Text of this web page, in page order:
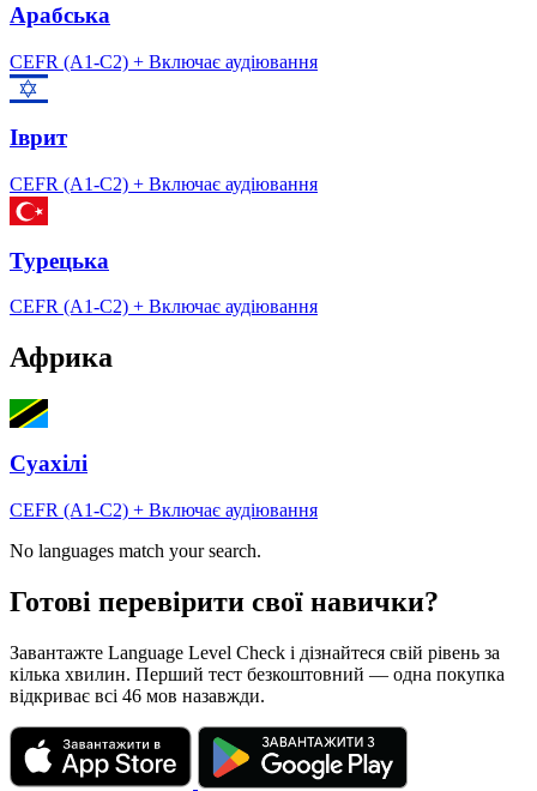
Арабська
CEFR (A1-C2) + Включає аудіювання
Іврит
CEFR (A1-C2) + Включає аудіювання
Турецька
CEFR (A1-C2) + Включає аудіювання
Африка
Суахілі
CEFR (A1-C2) + Включає аудіювання
No languages match your search.
Готові перевірити свої навички?
Завантажте Language Level Check і дізнайтеся свій рівень за
кілька хвилин. Перший тест безкоштовний — одна покупка
відкриває всі 46 мов назавжди.